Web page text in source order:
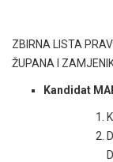
ZBIRNA LISTA
ŽUPANA I
Kandidat